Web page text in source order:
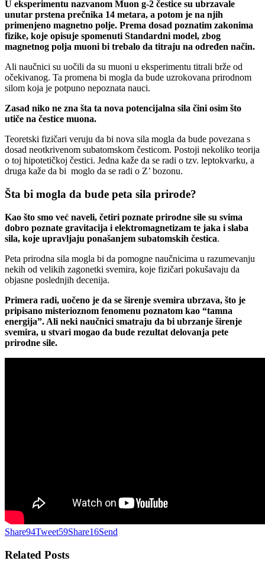
U eksperimentu nazvanom Muon g-2 čestice su ubrzavale
unutar prstena prečnika 14 metara, a potom je na njih
primenjeno magnetno polje. Prema dosad poznatim zakonima
fizike, koje opisuje spomenuti Standardni model, zbog
magnetnog polja muoni bi trebalo da titraju na određen način.
Ali naučnici su uočili da su muoni u eksperimentu titrali brže od
očekivanog. Ta promena bi mogla da bude uzrokovana prirodnom
silom koja je potpuno nepoznata nauci.
Zasad niko ne zna šta ta nova potencijalna sila čini osim što
utiče na čestice muona.
Teoretski fizičari veruju da bi nova sila mogla da bude povezana s
dosad neotkrivenom subatomskom česticom. Postoji nekoliko teorija
o toj hipotetičkoj čestici. Jedna kaže da se radi o tzv. leptokvarku, a
druga kaže da bi moglo da se radi o Z’ bozonu.
Šta bi mogla da bude peta sila prirode?
Kao što smo već naveli, četiri poznate prirodne sile su svima
dobro poznate gravitacija i elektromagnetizam te jaka i slaba
sila, koje upravljaju ponašanjem subatomskih čestica.
Peta prirodna sila mogla bi da pomogne naučnicima u razumevanju
nekih od velikih zagonetki svemira, koje fizičari pokušavaju da
objasne poslednjih decenija.
Primera radi, uočeno je da se širenje svemira ubrzava, što je
pripisano misterioznom fenomenu poznatom kao “tamna
energija”. Ali neki naučnici smatraju da bi ubrzanje širenje
svemira, u stvari mogao da bude rezultat delovanja pete
prirodne sile.
Share94Tweet59Share16Send
Related Posts